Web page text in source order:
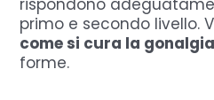
primo e secondo livello.
come si cura la gonalgia
forme.